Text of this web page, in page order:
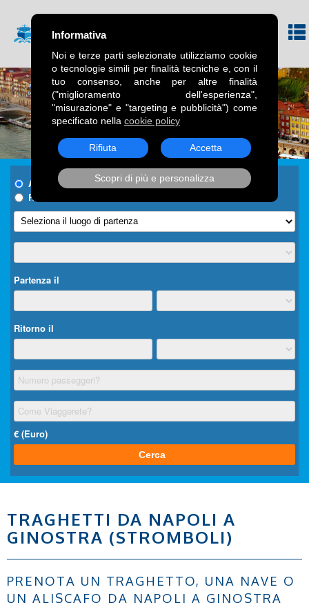
TRAGHETTI DA NAPOLI A
GINOSTRA (STROMBOLI)
PRENOTA UN TRAGHETTO, UNA NAVE O
UN ALISCAFO DA NAPOLI A GINOSTRA
Informativa
Noi e terze parti selezionate utilizziamo cookie
o tecnologie simili per finalità tecniche e, con il
tuo consenso, anche per altre finalità
("miglioramento dell'esperienza",
"misurazione" e "targeting e pubblicità") come
specificato nella cookie policy
Rifiuta Accetta
Scopri di più e personalizza